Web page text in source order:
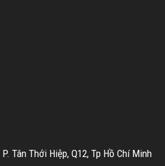
Tân Thới Hiệp, Q12, Tp Hồ Chí Minh